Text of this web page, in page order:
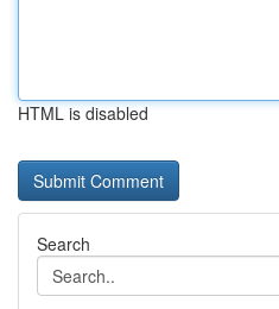
HTML is disabled
Search